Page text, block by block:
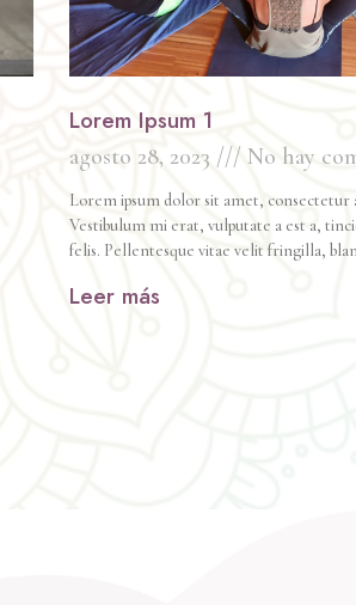
Lorem Ipsum 1
agosto 28, 2023 No hay
Lorem ipsum dolor sit amet, consectetur
Vestibulum mi erat, vulputate a est a,
felis. Pellentesque vitae velit fringilla,
Leer más